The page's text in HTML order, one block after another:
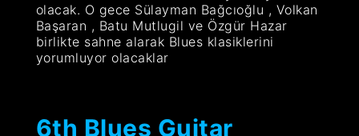
olacak. O gece Sülayman Bağcıoğlu , Volkan
Başaran , Batu Mutlugil ve Özgür Hazar
birlikte sahne alarak Blues klasiklerini
yorumluyor olacaklar
6th Blues Guitar